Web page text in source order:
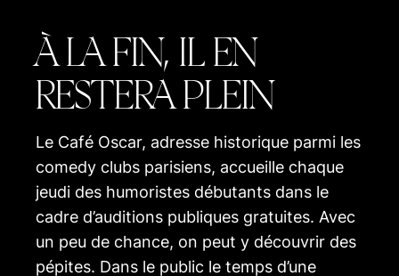
À LA FIN, IL EN
RESTERA PLEIN
Le Café Oscar, adresse historique parmi les
comedy clubs parisiens, accueille chaque
jeudi des humoristes débutants dans le
cadre d’auditions publiques gratuites. Avec
un peu de chance, on peut y découvrir des
pépites. Dans le public le temps d’une